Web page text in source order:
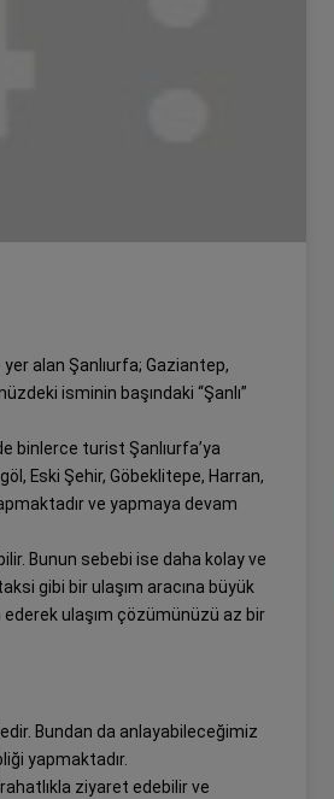
alan Şanlıurfa; Gaziantep,
isminin başındaki “Şanlı”
binlerce turist Şanlıurfa’ya
Eski Şehir, Göbeklitepe, Harran,
ve yapmaya devam
Bunun sebebi ise daha kolay ve
gibi bir ulaşım aracına büyük
ulaşım çözümünüzü az bir
Bundan da anlayabileceğimiz
yapmaktadır.
ziyaret edebilir ve